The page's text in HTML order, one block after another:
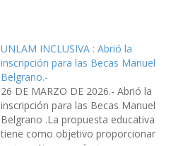
UNLAM INCLUSIVA : Abrió la
inscripción para las Becas Manuel
Belgrano.-
26 DE MARZO DE 2026.- Abrió la
inscripción para las Becas Manuel
Belgrano .La propuesta educativa
tiene como objetivo proporcionar